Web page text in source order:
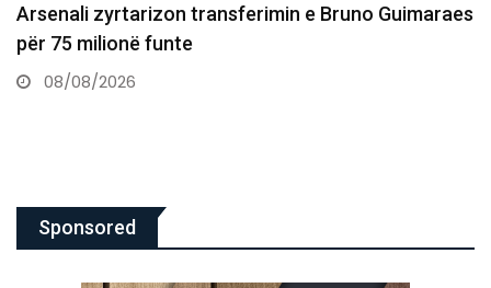
Dështon transferimi i Asllanit te Leipzigu shkaku i
gjendjes shëndetësore
07/08/2026
Sponsored